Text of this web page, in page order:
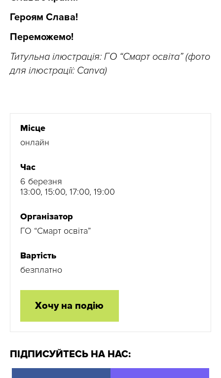
Героям Слава!
Переможемо!
Титульна ілюстрація: ГО “Смарт освіта” (фото
для ілюстрації: Canva)
Місце
онлайн
Час
6 березня
13:00, 15:00, 17:00, 19:00
Організатор
ГО “Смарт освіта”
Вартість
безплатно
Хочу на подію
ПІДПИСУЙТЕСЬ НА НАС: